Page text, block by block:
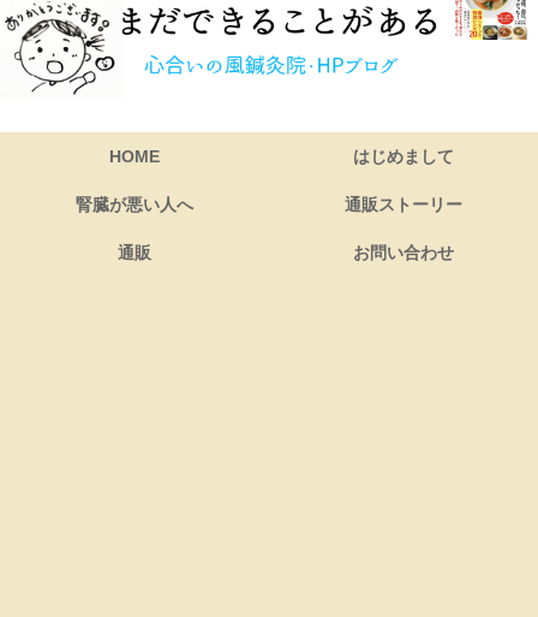
HOME はじめまして
腎臓が悪い人へ 通販ストーリー
通販 お問い合わせ